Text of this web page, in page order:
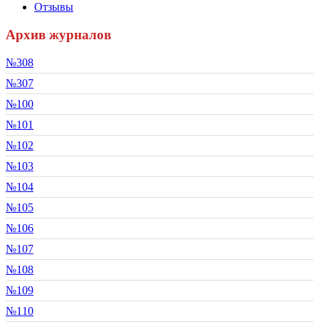
Отзывы
Архив журналов
№308
№307
№100
№101
№102
№103
№104
№105
№106
№107
№108
№109
№110